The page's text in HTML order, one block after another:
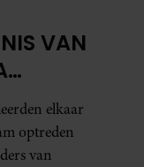
VAN
elkaar
optreden
van